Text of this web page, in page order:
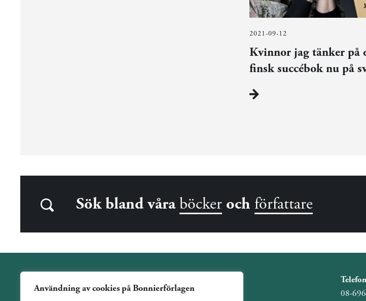
Användning av cookies på Bonnierförlagen
2021-09-12
Kvinnor jag tänker på
finsk succébok nu på
Sök bland våra böcker och författare
Telefon
08-